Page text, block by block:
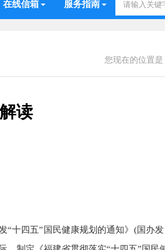
在线信箱 服务指南
您现在的位置是
读
四五”国民健康规划的通知》(国办发